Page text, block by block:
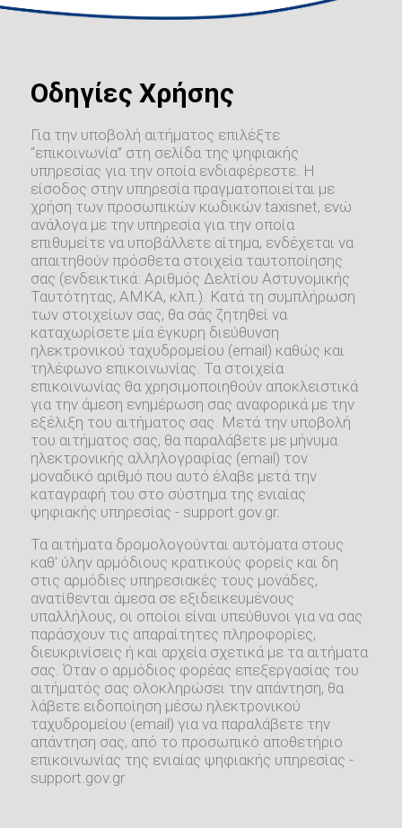
Οδηγίες Χρήσης
Για την υποβολή αιτήματος επιλέξτε
“επικοινωνία” στη σελίδα της ψηφιακής
υπηρεσίας για την οποία ενδιαφέρεστε. Η
είσοδος στην υπηρεσία πραγματοποιείται με
χρήση των προσωπικών κωδικών taxisnet, ενώ
ανάλογα με την υπηρεσία για την οποία
επιθυμείτε να υποβάλλετε αίτημα, ενδέχεται να
απαιτηθούν πρόσθετα στοιχεία ταυτοποίησης
σας (ενδεικτικά: Αριθμός Δελτίου Αστυνομικής
Ταυτότητας, ΑΜΚΑ, κλπ.). Κατά τη συμπλήρωση
των στοιχείων σας, θα σάς ζητηθεί να
καταχωρίσετε μία έγκυρη διεύθυνση
ηλεκτρονικού ταχυδρομείου (email) καθώς και
τηλέφωνο επικοινωνίας. Τα στοιχεία
επικοινωνίας θα χρησιμοποιηθούν αποκλειστικά
για την άμεση ενημέρωση σας αναφορικά με την
εξέλιξη του αιτήματος σας. Μετά την υποβολή
του αιτήματος σας, θα παραλάβετε με μήνυμα
ηλεκτρονικής αλληλογραφίας (email) τον
μοναδικό αριθμό που αυτό έλαβε μετά την
καταγραφή του στο σύστημα της ενιαίας
ψηφιακής υπηρεσίας - support.gov.gr.
Τα αιτήματα δρομολογούνται αυτόματα στους
καθ' ύλην αρμόδιους κρατικούς φορείς και δη
στις αρμόδιες υπηρεσιακές τους μονάδες,
ανατίθενται άμεσα σε εξιδεικευμένους
υπαλλήλους, οι οποίοι είναι υπεύθυνοι για να σας
παράσχουν τις απαραίτητες πληροφορίες,
διευκρινίσεις ή και αρχεία σχετικά με τα αιτήματα
σας. Όταν ο αρμόδιος φορέας επεξεργασίας του
αιτήματός σας ολοκληρώσει την απάντηση, θα
λάβετε ειδοποίηση μέσω ηλεκτρονικού
ταχυδρομείου (email) για να παραλάβετε την
απάντηση σας, από το προσωπικό αποθετήριο
επικοινωνίας της ενιαίας ψηφιακής υπηρεσίας -
support.gov.gr